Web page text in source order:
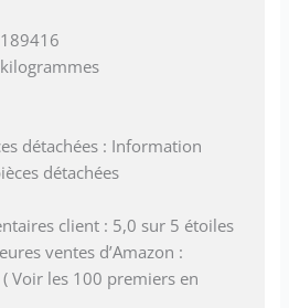
détachées : Information
détachées
client : 5,0 sur 5 étoiles
ventes d’Amazon :
Voir les 100 premiers en